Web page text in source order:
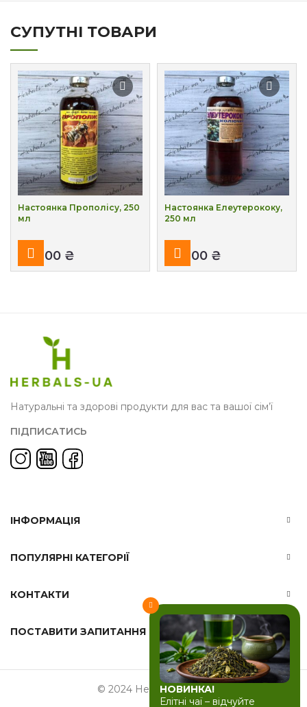
СУПУТНІ ТОВАРИ
Настоянка Прополісу, 250
мл
₴
Настоянка Елеутерококу,
250 мл
₴
Натуральні та здорові продукти для вас та вашої сім’ї
ПІДПИСАТИСЬ
ІНФОРМАЦІЯ
ПОПУЛЯРНІ КАТЕГОРІЇ
КОНТАКТИ
ПОСТАВИТИ ЗАПИТАННЯ
© 2024 Herbals-ua.com
НОВИНКА!
Елітні чаї – відчуйте